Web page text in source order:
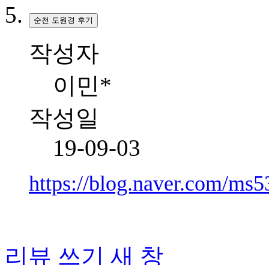
순천 도원경 후기
작성자
이민*
작성일
19-09-03
https://blog.naver.com/
리뷰 쓰기 새 창